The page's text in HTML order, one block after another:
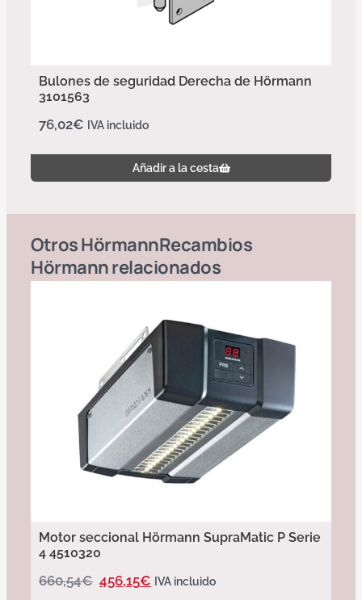
Bulones de seguridad Derecha de Hörmann
3101563
76,02€ IVA incluido
Añadir a la cesta
OtrosHörmannRecambios
Hörmannrelacionados
Motor seccional Hörmann SupraMatic P Serie
4 4510320
660,54€ 456,15€ IVA incluido